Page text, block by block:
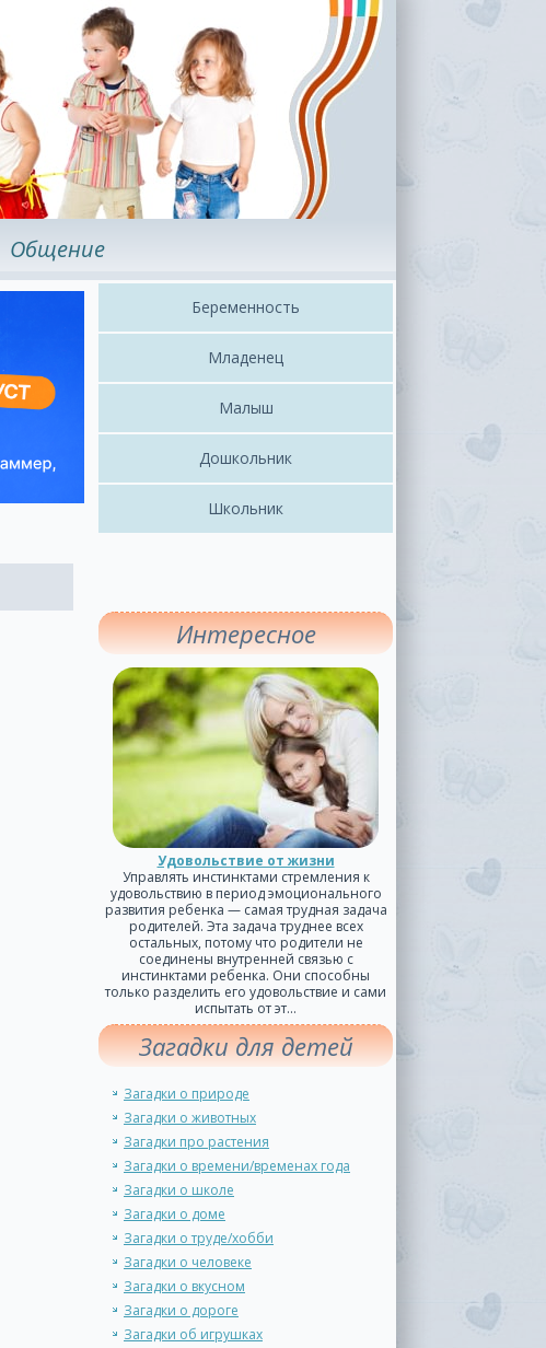
Общение
Беременность
Младенец
Малыш
Дошкольник
Школьник
Интересное
Удовольствие от жизни
Управлять инстинктами стремления к
удовольствию в период эмоционального
развития ребенка — самая трудная задача
родителей. Эта задача труднее всех
остальных, потому что родители не
соединены внутренней связью с
инстинктами ребенка. Они способны
только разделить его удовольствие и сами
испытать от эт...
Загадки для детей
Загадки о природе
Загадки о животных
Загадки про растения
Загадки о времени/временах года
Загадки о школе
Загадки о доме
Загадки о труде/хобби
Загадки о человеке
Загадки о вкусном
Загадки о дороге
Загадки об игрушках